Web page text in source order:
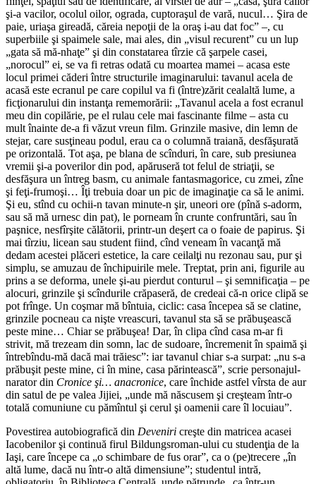
şi-a vacilor, ocolul oilor, ograda, cuptoraşul de vară, nucul… Şira de
paie, uriaşa gireadă, căreia nepoţii de la oraş i-au dat foc” –, cu
superbiile şi spaimele sale, mai ales, din „visul recurent” cu un lup
„gata să mă-nhaţe” şi din constatarea tîrzie că şarpele casei,
„norocul” ei, se va fi retras odată cu moartea mamei – acasa este
locul primei căderi între structurile imaginarului: tavanul acela de
acasă este ecranul pe care copilul va fi (între)zărit cealaltă lume, a
ficţionarului din instanţa rememorării: „Tavanul acela a fost ecranul
meu din copilărie, pe el rulau cele mai fascinante filme – asta cu
mult înainte de-a fi văzut vreun film. Grinzile masive, din lemn de
stejar, care susţineau podul, erau ca o columnă traiană, desfăşurată
pe orizontală. Tot aşa, pe blana de scînduri, în care, sub presiunea
vremii şi-a poverilor din pod, apăruseră tot felul de striaţii, se
desfăşura un întreg basm, cu animale fantasmagorice, cu zmei, zîne
şi feţi-frumoşi… Îţi trebuia doar un pic de imaginaţie ca să le animi.
Şi eu, stînd cu ochii-n tavan minute-n şir, uneori ore (pînă s-adorm,
sau să mă urnesc din pat), le porneam în crunte confruntări, sau în
paşnice, nesfîrşite călătorii, printr-un deşert ca o foaie de papirus. Şi
mai tîrziu, licean sau student fiind, cînd veneam în vacanţă mă
dedam acestei plăceri estetice, la care ceilalţi nu rezonau sau, pur şi
simplu, se amuzau de închipuirile mele. Treptat, prin ani, figurile au
prins a se deforma, unele şi-au pierdut conturul – şi semnificaţia – pe
alocuri, grinzile şi scîndurile crăpaseră, de credeai că-n orice clipă se
pot frînge. Un coşmar mă bîntuia, ciclic: casa începea să se clatine,
grinzile pocneau ca nişte vreascuri, tavanul sta să se prăbuşească
peste mine… Chiar se prăbuşea! Dar, în clipa cînd casa m-ar fi
strivit, mă trezeam din somn, lac de sudoare, încremenit în spaimă şi
întrebîndu-mă dacă mai trăiesc”: iar tavanul chiar s-a surpat: „nu s-a
prăbuşit peste mine, ci în mine, casa părintească”, scrie personajul-
narator din Cronice şi… anacronice, care închide astfel vîrsta de aur
din satul de pe valea Jijiei, „unde mă născusem şi creşteam într-o
totală comuniune cu pămîntul şi cerul şi oamenii care îl locuiau”.
Povestirea autobiografică din Deveniri creşte din matricea acasei
Iacobenilor şi continuă firul Bildungsroman-ului cu studenţia de la
Iaşi, care începe ca „o schimbare de fus orar”, ca o (pe)trecere „în
altă lume, dacă nu într-o altă dimensiune”; studentul intră,